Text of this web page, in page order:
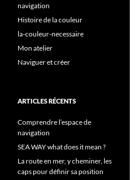
navigation
Histoire de la couleur
la-couleur-necessaire
Mon atelier
Naviguer et créer
ARTICLES RÉCENTS
Comprendre l’espace de
navigation
SEA WAY what does it mean ?
La route en mer, y cheminer, les
caps pour définir sa position